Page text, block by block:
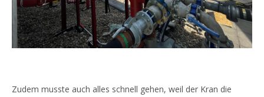
Zudem musste auch alles schnell gehen, weil der Kran die